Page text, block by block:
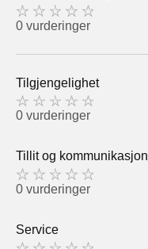
0 vurderinger
Tilgjengelighet
0 vurderinger
Tillit og kommunikasjon
0 vurderinger
Service